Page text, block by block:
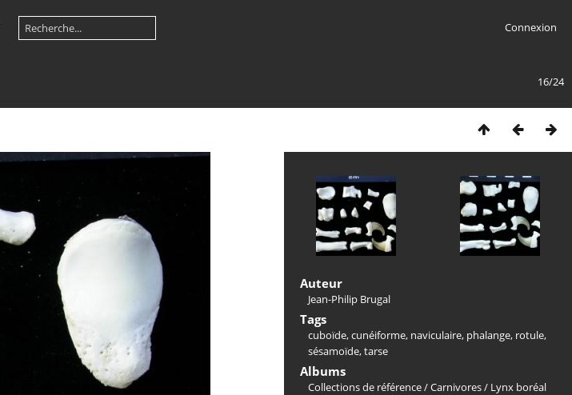
Connexion
16/24
Auteur
Jean-Philip Brugal
Tags
cuboïde,cunéiforme, naviculaire, phalange, rotule,
sésamoïde,tarse
Albums
Collections de référence/Carnivores/ Lynx boréal